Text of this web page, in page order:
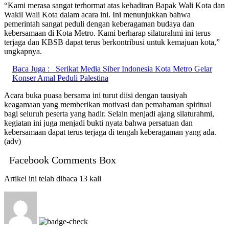
“Kami merasa sangat terhormat atas kehadiran Bapak Wali Kota dan
Wakil Wali Kota dalam acara ini. Ini menunjukkan bahwa
pemerintah sangat peduli dengan keberagaman budaya dan
kebersamaan di Kota Metro. Kami berharap silaturahmi ini terus
terjaga dan KBSB dapat terus berkontribusi untuk kemajuan kota,”
ungkapnya.
Baca Juga :
Serikat Media Siber Indonesia Kota Metro Gelar
Konser Amal Peduli Palestina
Acara buka puasa bersama ini turut diisi dengan tausiyah
keagamaan yang memberikan motivasi dan pemahaman spiritual
bagi seluruh peserta yang hadir. Selain menjadi ajang silaturahmi,
kegiatan ini juga menjadi bukti nyata bahwa persatuan dan
kebersamaan dapat terus terjaga di tengah keberagaman yang ada.
(adv)
Facebook Comments Box
Artikel ini telah dibaca 13 kali